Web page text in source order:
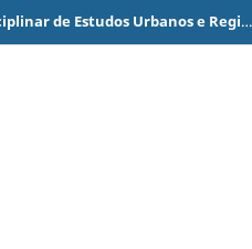
ESCALAS: Revista Multidisciplinar de Estudos Urbanos e Regionais